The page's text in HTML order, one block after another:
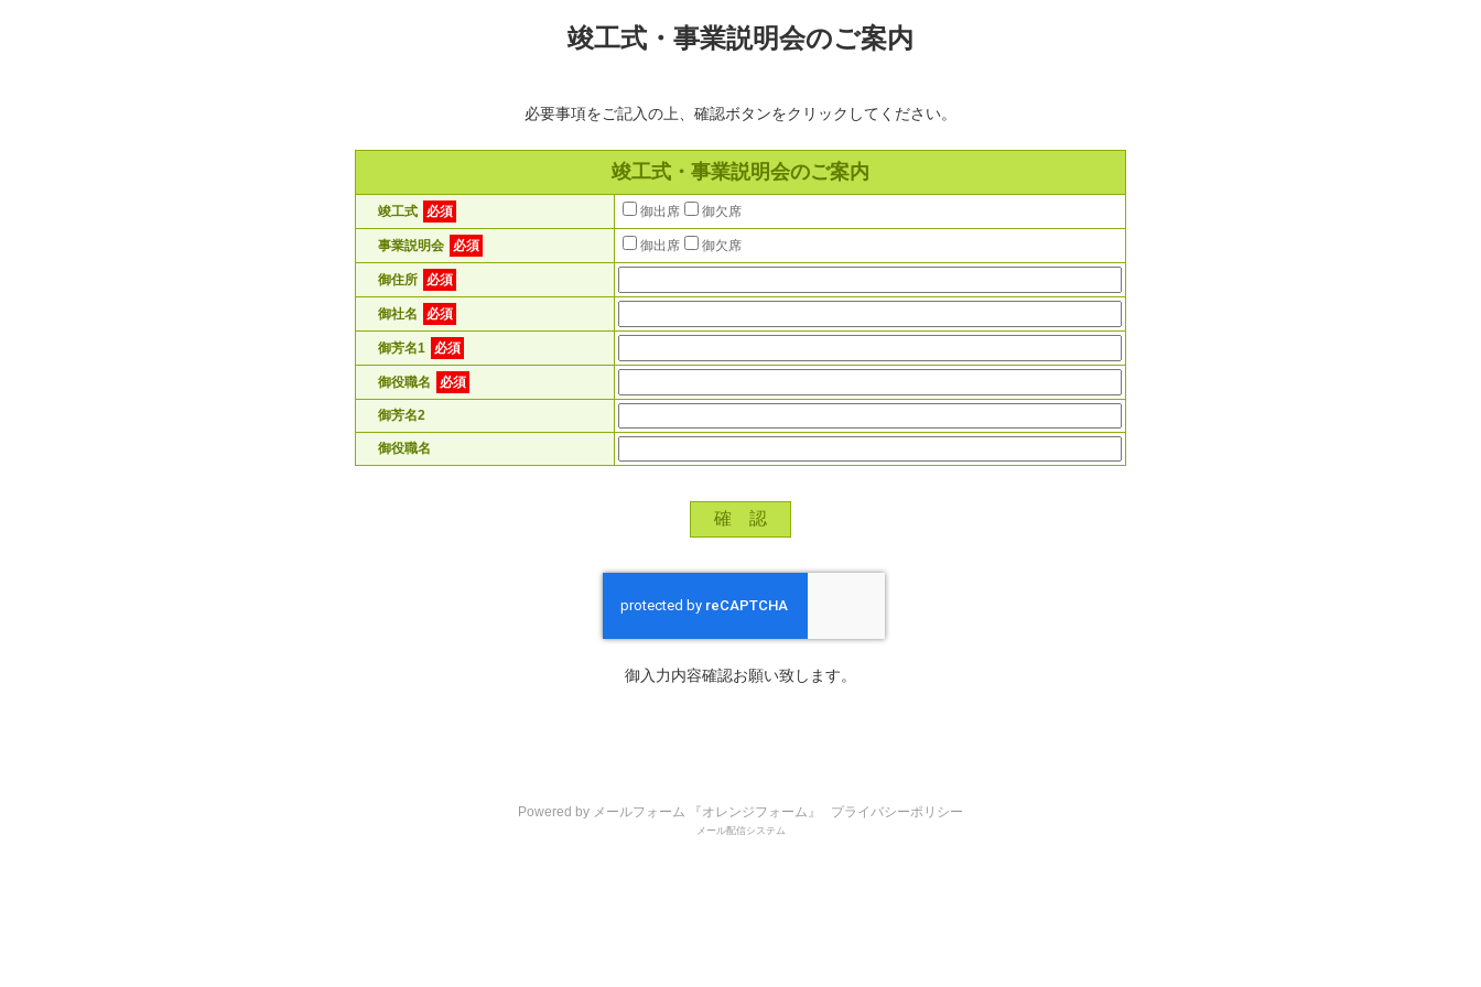
竣工式・事業説明会のご案内
必要事項をご記入の上、確認ボタンをクリックしてください。
竣工式・事業説明会のご案内
竣工式 必須 御出席 御欠席
事業説明会 必須 御出席 御欠席
御住所 必須
御社名 必須
御芳名1 必須
御役職名 必須
御芳名2
御役職名
御入力内容確認お願い致します。
Powered by メールフォーム 『オレンジフォーム』 プライバシーポリシー
メール配信システム